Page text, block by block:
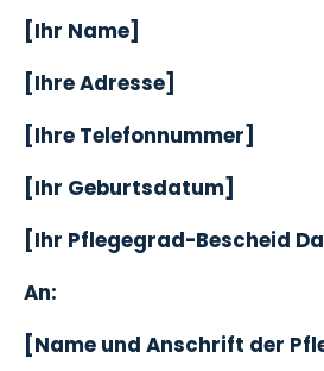
[Ihr Name]
[Ihre Adresse]
[Ihre Telefonnummer]
[Ihr Geburtsdatum]
[Ihr Pflegegrad-Bescheid
An:
[Name und Anschrift der